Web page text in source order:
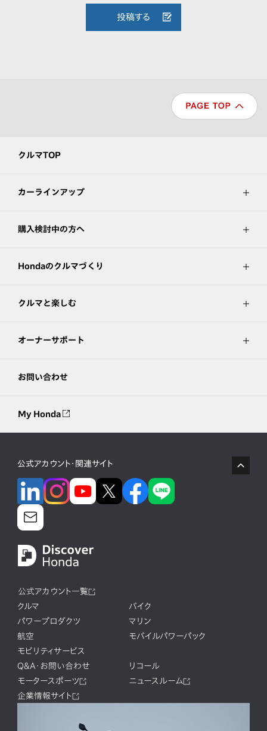
投稿する
クルマTOP
カーラインアップ
購入検討中の方へ
Hondaのクルマづくり
クルマと楽しむ
オーナーサポート
お問い合わせ
My Honda
公式アカウント・関連サイト
公式アカウント一覧
クルマ
バイク
パワープロダクツ
マリン
航空
モバイルパワーパック
モビリティサービス
Q&A・お問い合わせ
リコール
モータースポーツ
ニュースルーム
企業情報サイト